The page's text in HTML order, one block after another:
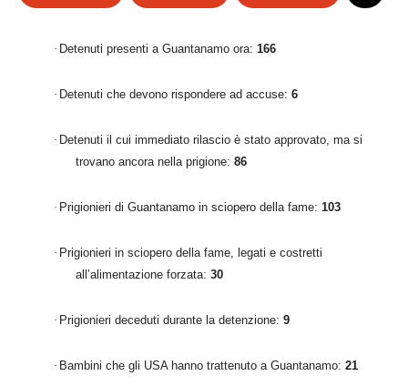
· Detenuti presenti a Guantanamo ora: 166
· Detenuti che devono rispondere ad accuse: 6
· Detenuti il cui immediato rilascio è stato approvato, ma si
trovano ancora nella prigione: 86
· Prigionieri di Guantanamo in sciopero della fame: 103
· Prigionieri in sciopero della fame, legati e costretti
all’alimentazione forzata: 30
· Prigionieri deceduti durante la detenzione: 9
· Bambini che gli USA hanno trattenuto a Guantanamo: 21